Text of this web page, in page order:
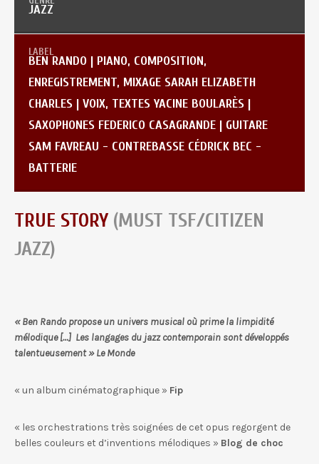
JAZZ
BEN RANDO | PIANO, COMPOSITION,
ENREGISTREMENT, MIXAGE SARAH ELIZABETH
CHARLES | VOIX, TEXTES YACINE BOULARÈS |
SAXOPHONES FEDERICO CASAGRANDE | GUITARE
SAM FAVREAU - CONTREBASSE CÉDRICK BEC -
BATTERIE
TRUE STORY (MUST TSF/CITIZEN
JAZZ)
« Ben Rando propose un univers musical où prime la limpidité
mélodique […] Les langages du jazz contemporain sont développés
talentueusement » Le Monde
« un album cinématographique » Fip
« les orchestrations très soignées de cet opus regorgent de
belles couleurs et d’inventions mélodiques » Blog de choc